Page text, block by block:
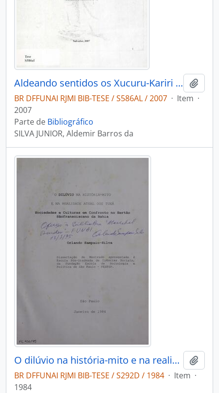
Aldeando sentidos os Xucuru-Kariri e o Serviço de Proteção aos Índios no Agreste Alagoano
BR DFFUNAI RJMI BIB-TESE / S586AL / 2007 · Item ·
2007
Parte de Bibliográfico
SILVA JUNIOR, Aldemir Barros da
O dilúvio na história-mito e na realidade atual dos tuxá: sociedades e culturas em confronto no sertão
BR DFFUNAI RJMI BIB-TESE / S292D / 1984 · Item ·
1984